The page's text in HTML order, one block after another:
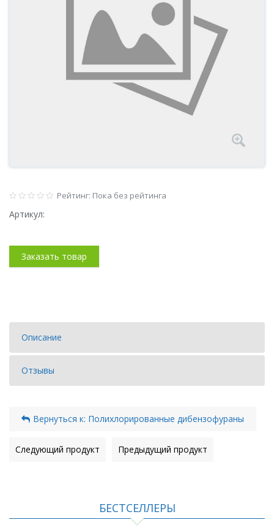
Рейтинг: Пока без рейтинга
Артикул:
Заказать товар
Описание
Отзывы
Вернуться к: Полихлорированные дибензофураны
Следующий продукт Предыдущий продукт
БЕСТСЕЛЛЕРЫ